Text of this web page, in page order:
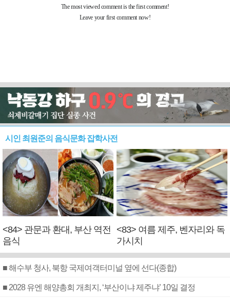
시인 최원준의 음식문화 잡학사전
<84> 관문과 환대, 부산 역전
음식
<83> 여름 제주, 벤자리와 독
가시치
■ 해수부 청사, 북항 국제여객터미널 옆에 선다(종합)
■ 2028 유엔 해양총회 개최지, ‘부산이냐 제주냐’ 10일 결정